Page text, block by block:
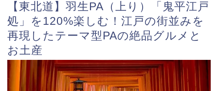
【東北道】羽生PA（上り）「鬼平江戸
処」を120%楽しむ！江戸の街並みを
再現したテーマ型PAの絶品グルメと
お土産